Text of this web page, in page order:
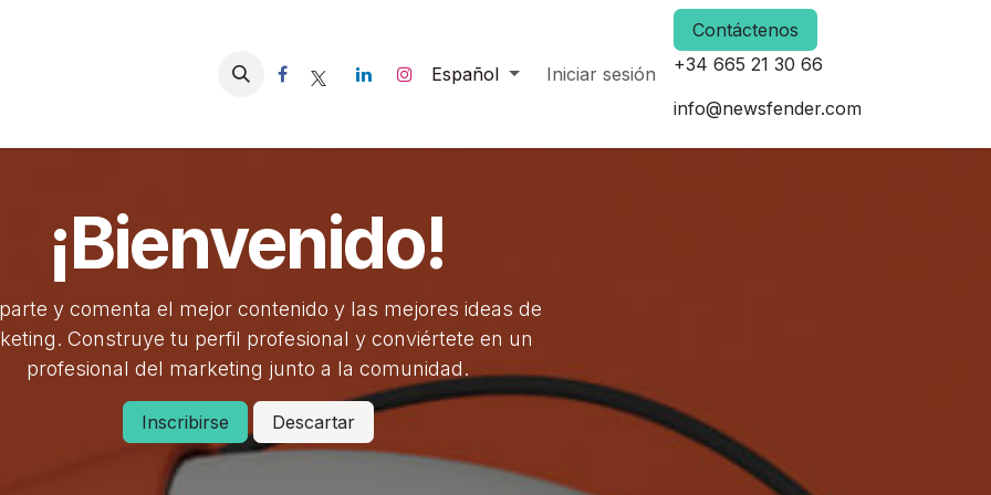
Contáctenos Español Iniciar sesión
Contáctenos
+34 665 21 30 66
info@newsfender.com
¡Bienvenido!
y comenta el mejor contenido y las mejores ideas de
Construye tu perfil profesional y conviértete en un
profesional del marketing junto a la comunidad.
Inscribirse Descartar